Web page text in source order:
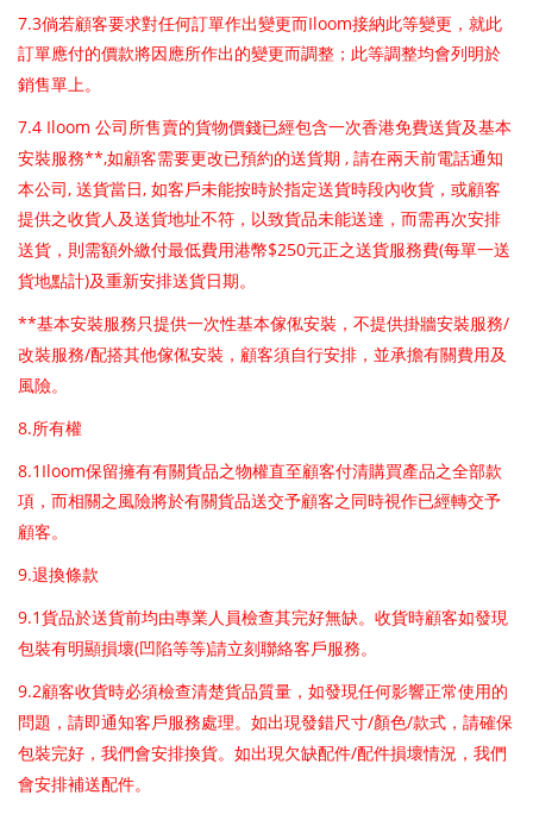
7.3倘若顧客要求對任何訂單作出變更而 Iloom接納此等變更，就此
訂單應付的價款將因應所作出的變更而調整；此等調整均會列明於
銷售單上。
7.4 Iloom 公司所售賣的貨物價錢已經包含一次香港免費送貨及基本
安裝服務**,如顧客需要更改已預約的送貨期 , 請在兩天前電話通知
本公司 , 送貨當日 , 如客戶未能按時於指定送貨時段內收貨，或顧客
提供之收貨人及送貨地址不符，以致貨品未能送達，而需再次安排
送貨， 則需額外繳付最低費用港幣$250元正之送貨服務費(每單一送
貨地點計)及重新安排送貨日期。
**基本安裝服務只提供一次性基本傢俬安裝，不提供掛牆安裝服務/
改裝服務/配搭其他傢俬安裝，顧客須自行安排，並承擔有關費用及
風險。
8.所有權
8.1Iloom保留擁有有關貨品之物權直至顧客付清購買產品之全部款
項，而相關之風險將於有關貨品送交予顧客之同時視作已經轉交予
顧客。
9.退換條款
9.1 貨品於送貨前均由專業人員檢查其完好無缺。收貨時顧客如發現
包裝有明顯損壞(凹陷等等)請立刻聯絡客戶服務。
9.2顧客收貨時必須檢查清楚貨品質量，如發現任何影響正常使用的
問題，請即通知客戶服務處理。如出現發錯尺寸/顏色/款式，請確保
包裝完好，我們會安排換貨。如出現欠缺配件/配件損壞情況，我們
會安排補送配件。